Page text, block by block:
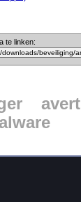
te linken:
avert